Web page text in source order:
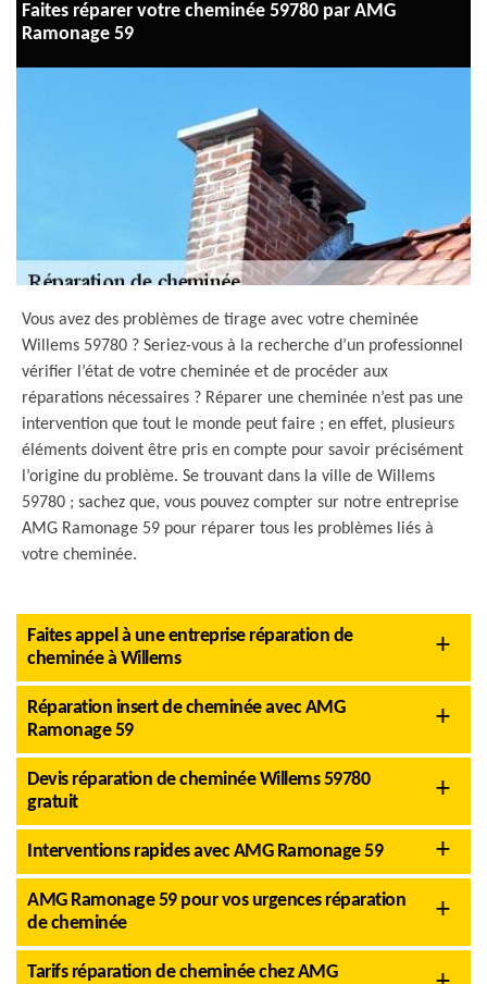
Faites réparer votre cheminée 59780 par AMG
Ramonage 59
Vous avez des problèmes de tirage avec votre cheminée
Willems 59780 ? Seriez-vous à la recherche d’un professionnel
vérifier l’état de votre cheminée et de procéder aux
réparations nécessaires ? Réparer une cheminée n’est pas une
intervention que tout le monde peut faire ; en effet, plusieurs
éléments doivent être pris en compte pour savoir précisément
l’origine du problème. Se trouvant dans la ville de Willems
59780 ; sachez que, vous pouvez compter sur notre entreprise
AMG Ramonage 59 pour réparer tous les problèmes liés à
votre cheminée.
Faites appel à une entreprise réparation de
cheminée à Willems
Réparation insert de cheminée avec AMG
Ramonage 59
Devis réparation de cheminée Willems 59780
gratuit
Interventions rapides avec AMG Ramonage 59
AMG Ramonage 59 pour vos urgences réparation
de cheminée
Tarifs réparation de cheminée chez AMG